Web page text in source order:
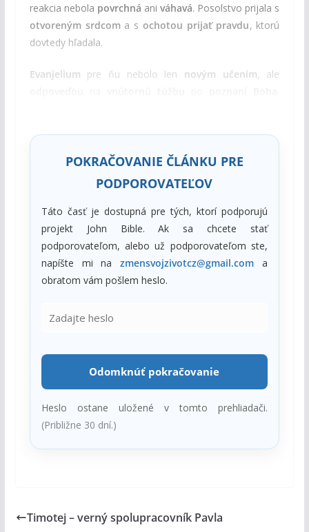
reakcia nebola povrchná aniváhavá. Posolstvo prijala s
otvoreným srdcoma s ochotou prijať pravdu, ktorú
dovtedy hľadala.
Evanjelium pre ňu nebolo len novým učením, ale
POKRAČOVANIE ČLÁNKU PRE
PODPOROVATEĽOV
Táto časť je dostupná pre tých, ktorí podporujú
projekt John Bible. Ak sa chcete stať
podporovateľom, alebo už podporovateľom ste,
napíšte mi nazmensvojzivotcz@gmail.com a
obratom vám pošlem heslo.
Odomknúť pokračovanie
Heslo ostane uložené v tomto prehliadači.
(Približne 30 dní.)
Timotej – verný spolupracovník Pavla